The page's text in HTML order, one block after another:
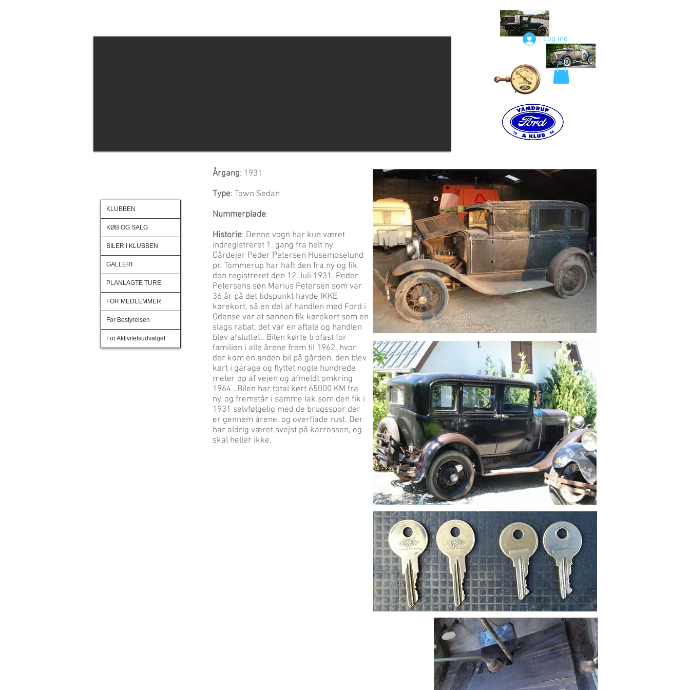
Log ind
Årgang: 1931
Type: Town Sedan
Nummerplade:
Historie: Denne vogn har kun været
indregistreret 1. gang fra helt ny.
Gårdejer Peder Petersen Husemoselund
pr. Tommerup har haft den fra ny og fik
den registreret den 12.Juli 1931. Peder
Petersens søn Marius Petersen som var
36 år på det tidspunkt havde IKKE
kørekort, så en del af handlen med Ford i
Odense var at sønnen fik kørekort som en
slags rabat, det var en aftale og handlen
blev afsluttet.. Bilen kørte trofast for
familien i alle årene frem til 1962. hvor
der kom en anden bil på gården, den blev
kørt i garage og flyttet nogle hundrede
meter op af vejen og afmeldt omkring
1964...Bilen har total kørt 65000 KM fra
ny, og fremstår i samme lak som den fik i
1931 selvfølgelig med de brugsspor der
er gennem årene, og overflade rust. Der
har aldrig været svejst på karrossen, og
skal heller ikke.
KLUBBEN
KØB OG SALG
BILER I KLUBBEN
GALLERI
PLANLAGTE TURE
FOR MEDLEMMER
For Bestyrelsen
For Aktivitetsudvalget